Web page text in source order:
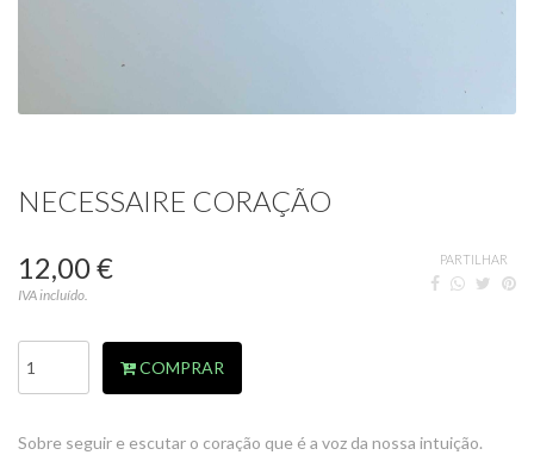
NECESSAIRE CORAÇÃO
12,00 €
IVA incluído.
PARTILHAR
COMPRAR
Sobre seguir e escutar o coração que é a voz da nossa intuição.